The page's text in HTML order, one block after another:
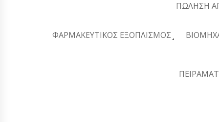
ΠΏΛΗΣΗ
ΦΑΡΜΑΚΕΥΤΙΚΌΣ ΕΞΟΠΛΙΣΜΌΣ